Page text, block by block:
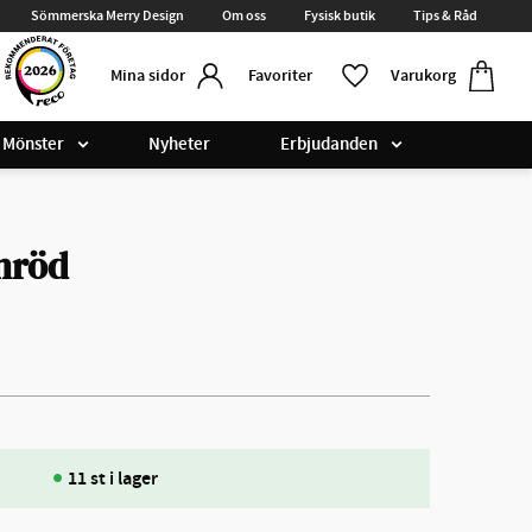
Sömmerska Merry Design Om oss Fysisk butik Tips & Råd
Mina sidor Favoriter Varukorg
Favoriter
Mönster Nyheter Erbjudanden
11 st i lager